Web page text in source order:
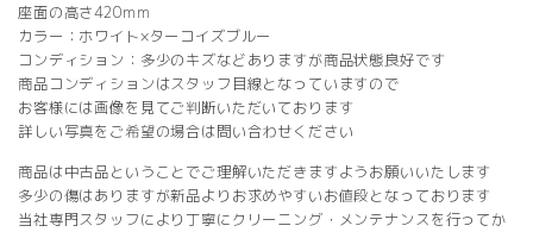
座面の高さ420mm
カラー：ホワイト×ターコイズブルー
コンディション：多少のキズなどありますが商品状態良好です
商品コンディションはスタッフ目線となっていますので
お客様には画像を見てご判断いただいております
詳しい写真をご希望の場合は問い合わせください
商品は中古品ということでご理解いただきますようお願いいたします
多少の傷はありますが新品よりお求めやすいお値段となっております
当社専門スタッフにより丁寧にクリーニング・メンテナンスを行ってか